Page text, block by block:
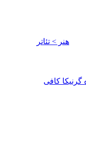
هنر > تئاتر
گرنیکا کافی